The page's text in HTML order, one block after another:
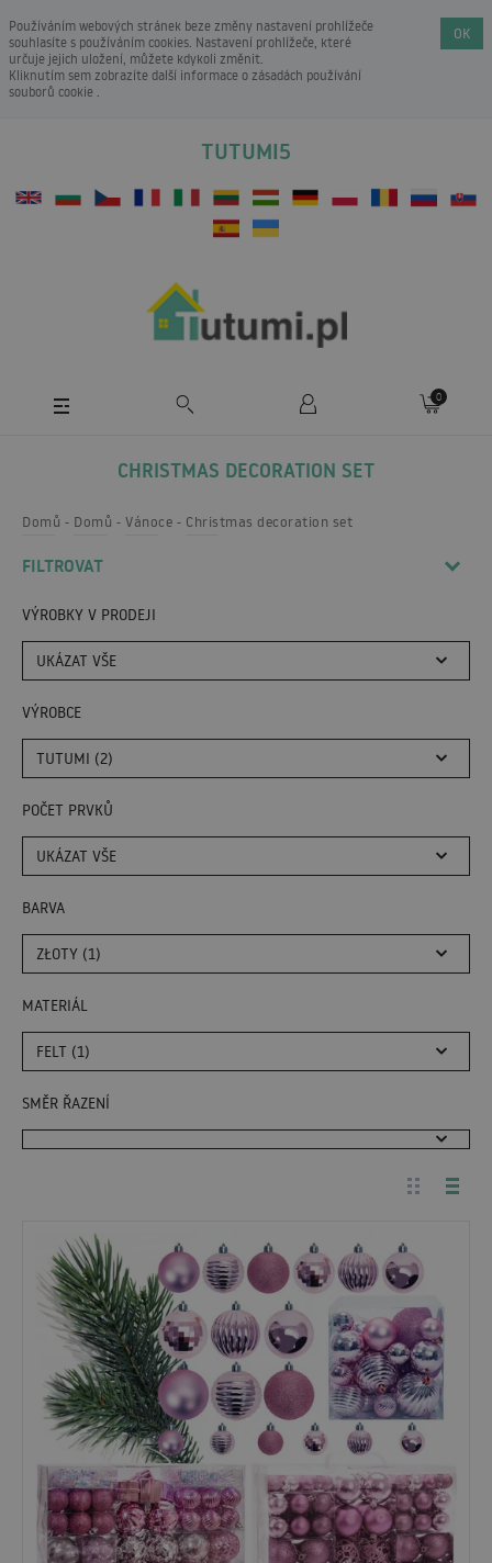
Používáním webových stránek beze změny nastavení prohlížeče
souhlasíte s používáním cookies. Nastavení prohlížeče, které
určuje jejich uložení, můžete kdykoli změnit.
Kliknutím sem zobrazíte další informace o zásadách používání
souborů cookie .
OK
TUTUMI5
0
CHRISTMAS DECORATION SET
Domů Domů Vánoce Christmas decoration set
FILTROVAT
VÝROBKY V PRODEJI
UKÁZAT VŠE
VÝROBCE
TUTUMI (2)
POČET PRVKŮ
UKÁZAT VŠE
BARVA
ZŁOTY (1)
MATERIÁL
FELT (1)
SMĚR ŘAZENÍ